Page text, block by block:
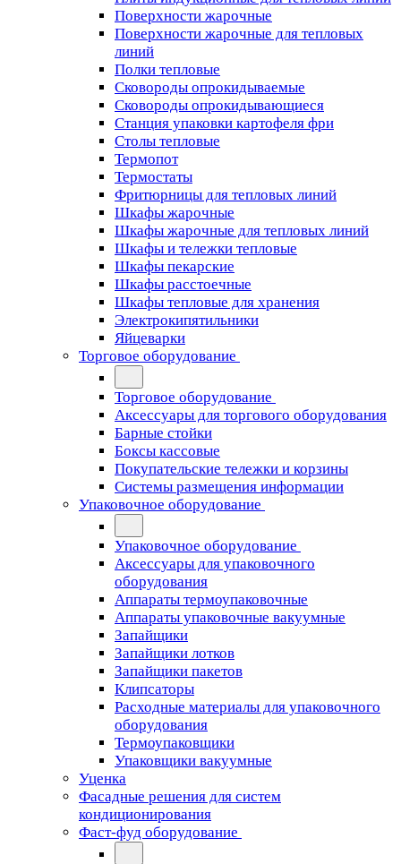
Поверхности жарочные
Поверхности жарочные для тепловых
линий
Полки тепловые
Сковороды опрокидываемые
Сковороды опрокидывающиеся
Станция упаковки картофеля фри
Столы тепловые
Термопот
Термостаты
Фритюрницы для тепловых линий
Шкафы жарочные
Шкафы жарочные для тепловых линий
Шкафы и тележки тепловые
Шкафы пекарские
Шкафы расстоечные
Шкафы тепловые для хранения
Электрокипятильники
Яйцеварки
Торговое оборудование
Торговое оборудование
Аксессуары для торгового оборудования
Барные стойки
Боксы кассовые
Покупательские тележки и корзины
Системы размещения информации
Упаковочное оборудование
Упаковочное оборудование
Аксессуары для упаковочного
оборудования
Аппараты термоупаковочные
Аппараты упаковочные вакуумные
Запайщики
Запайщики лотков
Запайщики пакетов
Клипсаторы
Расходные материалы для упаковочного
оборудования
Термоупаковщики
Упаковщики вакуумные
Уценка
Фасадные решения для систем
кондиционирования
Фаст-фуд оборудование